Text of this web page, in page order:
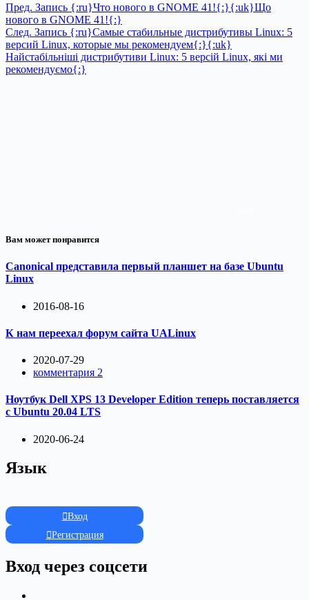
Пред. Запись {:ru}Что нового в GNOME 41!{:}{:uk}Що
нового в GNOME 41!{:}
След. Запись {:ru}Самые стабильные дистрибутивы Linux: 5
версий Linux, которые мы рекомендуем{:}{:uk}
Найстабільніші дистрибутиви Linux: 5 версій Linux, які ми
рекомендуємо{:}
Вам может понравится
Canonical представила первый планшет на базе Ubuntu
Linux
2016-08-16
К нам переехал форум сайта UALinux
2020-07-29
комментария 2
Ноутбук Dell XPS 13 Developer Edition теперь поставляется
с Ubuntu 20.04 LTS
2020-06-24
Язык
Вход
Регистрация
Вход через соцсети